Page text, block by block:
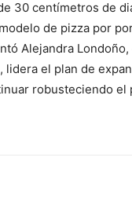
30 centímetros de
de pizza por
Alejandra
lidera el plan de
robusteciendo